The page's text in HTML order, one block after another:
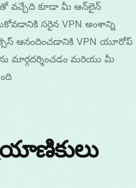
Italiano 日本語
Македонски
తెలుగు
వచ్చేది కూడా మీ ఆన్‌లైన్
సరైన VPN అంశాన్ని
ఆనందించడానికి VPN యూరోప్
మార్గదర్శించడం మరియు మీ